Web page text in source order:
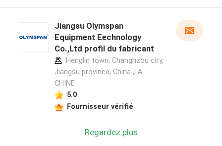
Jiangsu Olymspan
Equipment Eechnology
Co.,Ltd profil du fabricant
Henglin town, Changhzou city,
Jiangsu province, China ,LA
CHINE
5.0
Fournisseur vérifié
Regardez plus